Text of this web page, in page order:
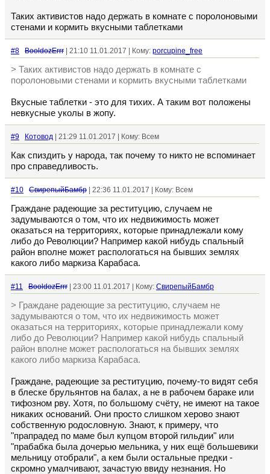
Таких активистов надо держать в комнате с поролоновыми
стенами и кормить вкусными таблетками
#8 BooldozErrr | 21:10 11.01.2017 | Кому: porcupine_free
> Таких активистов надо держать в комнате с
поролоновыми стенами и кормить вкусными таблетками
Вкусные таблетки - это для тихих. А таким вот положены
невкусные уколы в жопу.
#9 Котовод | 21:29 11.01.2017 | Кому: Всем
Как спиздить у народа, так почему то никто не вспоминает
про справедливость.
#10 СвирепыйБамбр | 22:36 11.01.2017 | Кому: Всем
Граждане радеющие за реституцию, случаем не
задумываются о том, что их недвижимость может
оказаться на территориях, которые принадлежали кому
либо до Революции? Например какой нибудь спальный
район вполне может распологаться на бывших землях
какого либо маркиза Карабаса.
#11 BooldozErrr | 23:00 11.01.2017 | Кому: СвирепыйБамбр
> Граждане радеющие за реституцию, случаем не
задумываются о том, что их недвижимость может
оказаться на территориях, которые принадлежали кому
либо до Революции? Например какой нибудь спальный
район вполне может распологаться на бывших землях
какого либо маркиза Карабаса.
Граждане, радеющие за реституцию, почему-то видят себя
в блеске брульянтов на балах, а не в рабочем бараке или
тифозном рву. Хотя, по большому счёту, не имеют на такое
никаких оснований. Они просто слишком херово знают
собственную родословную. Знают, к примеру, что
"прапрадед по маме был купцом второй гильдии" или
"прабабка была дочерью мельника, у них ещё большевики
мельницу отобрали", а кем были остальные предки -
скромно умалчивают, зачастую ввиду незнания. Но